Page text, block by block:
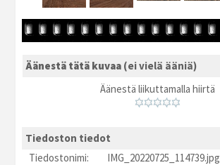
Äänestä tätä kuvaa (ei vielä ääniä)
Äänestä liikuttamalla hiirtä
Tiedoston tiedot
Tiedostonimi:
IMG_20220725_114739.jpg